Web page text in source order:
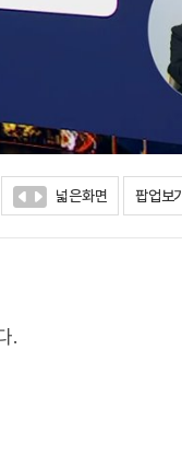
넓은화면 팝업보기
.